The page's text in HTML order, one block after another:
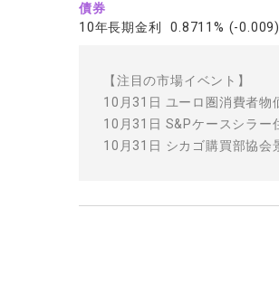
債券
10年長期金利 0.8711% (-0.009)
【注目の市場イベント】
10月31日 ユーロ圏消費者物
10月31日 S&Pケースシラー
10月31日 シカゴ購買部協会